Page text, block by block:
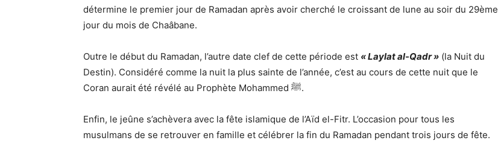
détermine le premier jour de Ramadan après avoir cherché le croissant de lune au soir du 29ème
jour du mois de Chaâbane.
Outre le début du Ramadan, l’autre date clef de cette période est « Laylat al-Qadr » (la Nuit du
Destin). Considéré comme la nuit la plus sainte de l’année, c’est au cours de cette nuit que le
Coran aurait été révélé au Prophète Mohammed ﷺ.
Enfin, le jeûne s’achèvera avec la fête islamique de l’Aïd el-Fitr. L’occasion pour tous les
musulmans de se retrouver en famille et célébrer la fin du Ramadan pendant trois jours de fête.